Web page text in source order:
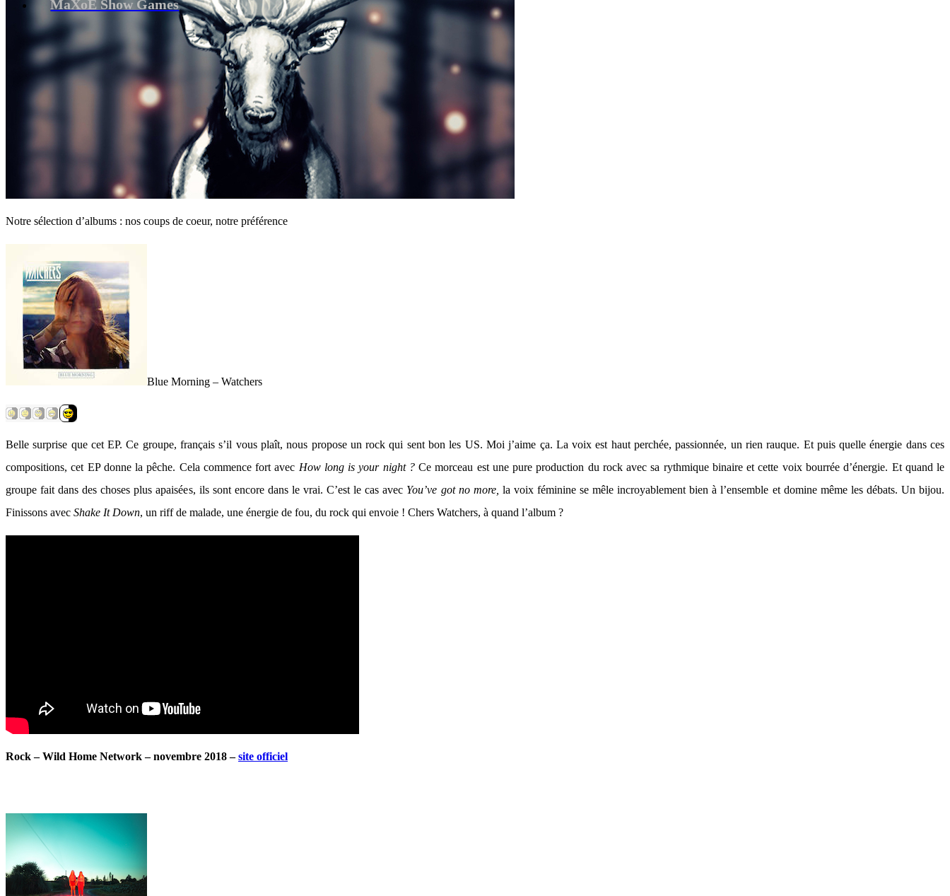
MaXoE Show Games
Notre sélection d’albums : nos coups de coeur, notre préférence
Blue Morning – Watchers
Belle surprise que cet EP. Ce groupe, français s’il vous plaît, nous propose un rock qui sent bon les US. Moi j’aime ça. La voix est haut perchée, passionnée, un rien rauque. Et puis quelle énergie dans ces
compositions, cet EP donne la pêche. Cela commence fort avec How long is your night ?Ce morceau est une pure production du rock avec sa rythmique binaire et cette voix bourrée d’énergie. Et quand le
groupe fait dans des choses plus apaisées, ils sont encore dans le vrai. C’est le cas avec You’ve got no more, la voix féminine se mêle incroyablement bien à l’ensemble et domine même les débats. Un bijou.
Finissons avec Shake It Down, un riff de malade, une énergie de fou, du rock qui envoie ! Chers Watchers, à quand l’album ?
Rock – Wild Home Network – novembre 2018 –site officiel